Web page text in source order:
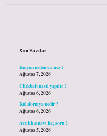
Son Yazılar
Kurşun neden erimez ?
Ağustos 7, 2026
Clickbait nasıl yapılır ?
Ağustos 6, 2026
Kuluforniya nedir ?
Ağustos 6, 2026
Avcılık sınavı kaç soru ?
Ağustos 5, 2026